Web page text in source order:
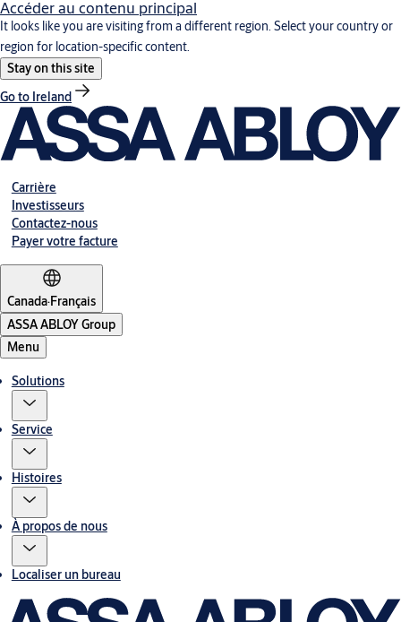
Accéder au contenu principal
It looks like you are visiting from a different region. Select your country or
region for location-specific content.
Stay on this site
Go to Ireland
Carrière
Investisseurs
Contactez-nous
Payer votre facture
Canada·Français
ASSA ABLOY Group
Menu
Solutions
Service
Histoires
À propos de nous
Localiser un bureau